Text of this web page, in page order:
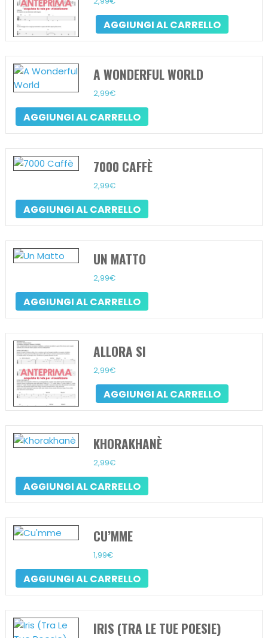
AGGIUNGI AL CARRELLO
A WONDERFUL WORLD
2,99€
AGGIUNGI AL CARRELLO
7000 CAFFÈ
2,99€
AGGIUNGI AL CARRELLO
UN MATTO
2,99€
AGGIUNGI AL CARRELLO
ALLORA SI
2,99€
AGGIUNGI AL CARRELLO
KHORAKHANÈ
2,99€
AGGIUNGI AL CARRELLO
CU’MME
1,99€
AGGIUNGI AL CARRELLO
IRIS (TRA LE TUE POESIE)